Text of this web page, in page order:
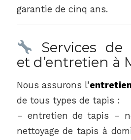
garantie de cinq ans.
Services de
et d’entretien à
Nous assurons l’
de tous types de tapis :
– entretien de tapis –
nettoyage de tapis à